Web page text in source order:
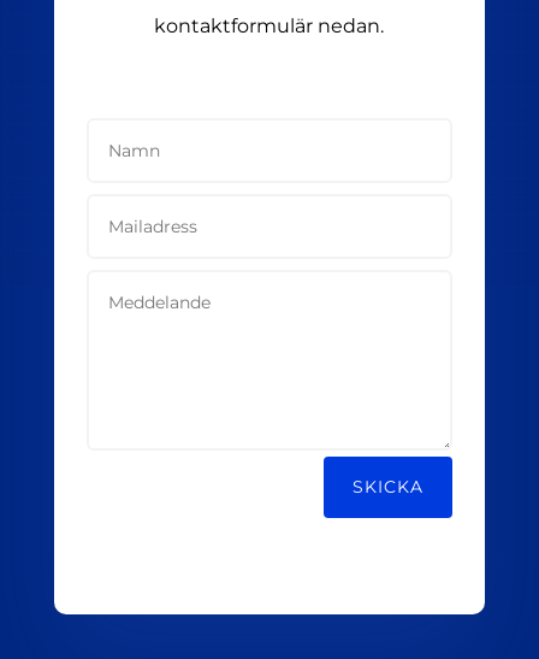
kontaktformulär nedan.
SKICKA